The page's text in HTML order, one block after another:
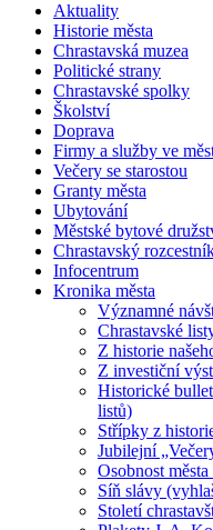
Aktuality
Historie města
Chrastavská muzea
Politické strany
Chrastavské spolky
Školství
Doprava
Firmy a služby ve
Večery se starostou
Granty města
Ubytování
Městské bytové
Chrastavský
Infocentrum
Kronika města
Významné
Chrastavské
Z historie
Z investiční
Historické
listů)
Střípky z
Jubilejní
Osobnost
Síň slávy
Století